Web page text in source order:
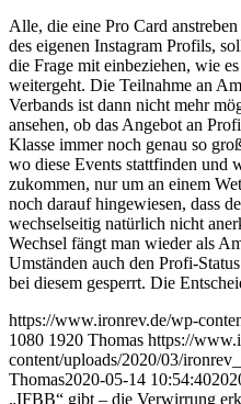
Alle, die eine Pro Card
des eigenen Instagram Profils,
die Frage mit einbeziehen, wie
weitergeht. Die Teilnahme an
Verbands ist dann nicht mehr
ansehen, ob das Angebot an
Klasse immer noch genau so
wo diese Events stattfinden und
zukommen, nur um an einem
noch darauf hingewiesen, dass
wechselseitig natürlich nicht
Wechsel fängt man wieder als
Umständen auch den Profi-
bei diesem gesperrt. Die
https://www.ironrev.de/wp-
1080 1920 Thomas https://
content/uploads/2020/03/
Thomas2020-05-14 10:54:40
„IFBB“ gibt – die Verwirrung